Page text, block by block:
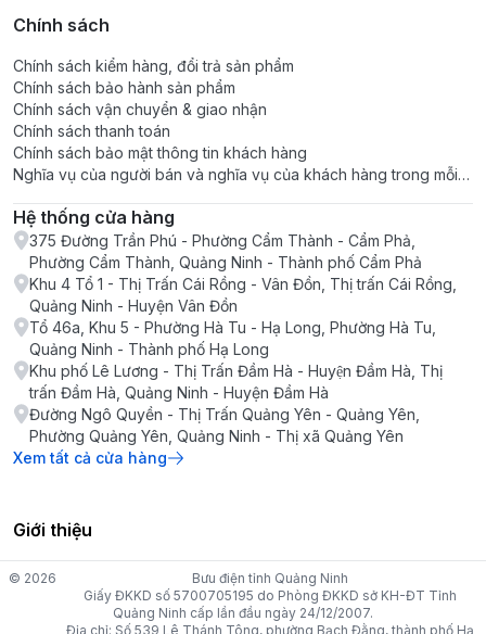
Chính sách
Chính sách kiểm hàng, đổi trả sản phẩm
Chính sách bảo hành sản phẩm
Chính sách vận chuyển & giao nhận
Chính sách thanh toán
Chính sách bảo mật thông tin khách hàng
Nghĩa vụ của người bán và nghĩa vụ của khách hàng trong mỗi
Hệ thống cửa hàng
375 Đường Trần Phú - Phường Cẩm Thành - Cẩm Phả,
Phường Cẩm Thành, Quảng Ninh - Thành phố Cẩm Phả
Khu 4 Tổ 1 - Thị Trấn Cái Rồng - Vân Đồn, Thị trấn Cái Rồng,
Quảng Ninh - Huyện Vân Đồn
Tổ 46a, Khu 5 - Phường Hà Tu - Hạ Long, Phường Hà Tu,
Quảng Ninh - Thành phố Hạ Long
Khu phố Lê Lương - Thị Trấn Đầm Hà - Huyện Đầm Hà, Thị
trấn Đầm Hà, Quảng Ninh - Huyện Đầm Hà
Đường Ngô Quyền - Thị Trấn Quảng Yên - Quảng Yên,
Phường Quảng Yên, Quảng Ninh - Thị xã Quảng Yên
Xem tất cả cửa hàng
Giới thiệu
© 2026
Bưu điện tỉnh Quảng Ninh
Giấy ĐKKD số 5700705195 do Phòng ĐKKD sở KH-ĐT Tỉnh
Quảng Ninh cấp lần đầu ngày 24/12/2007.
Địa chỉ: Số 539 Lê Thánh Tông, phường Bạch Đằng, thành phố Hạ